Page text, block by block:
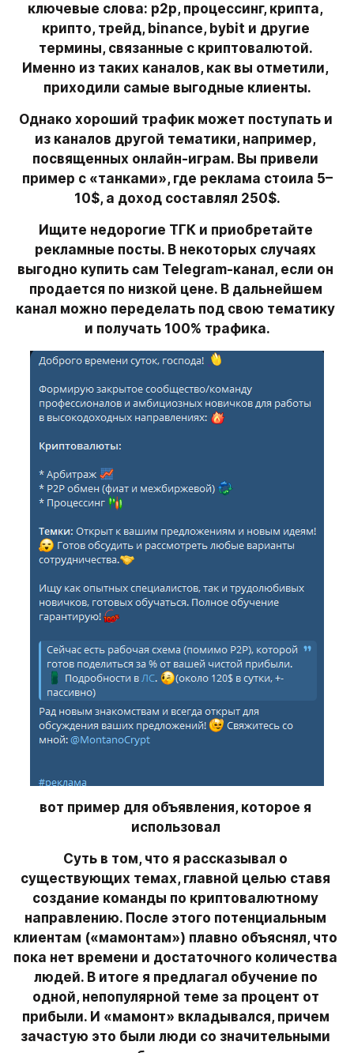
ключевые слова: p2p, процессинг, крипта,
крипто, трейд, binance, bybit и другие
термины, связанные с криптовалютой.
Именно из таких каналов, как вы отметили,
приходили самые выгодные клиенты.
Однако хороший трафик может поступать и
из каналов другой тематики, например,
посвященных онлайн-играм. Вы привели
пример с «танками», где реклама стоила 5–
10$, а доход составлял 250$.
Ищите недорогие ТГК и приобретайте
рекламные посты. В некоторых случаях
выгодно купить сам Telegram-канал, если он
продается по низкой цене. В дальнейшем
канал можно переделать под свою тематику
и получать 100% трафика.
вот пример для объявления, которое я
использовал
Суть в том, что я рассказывал о
существующих темах, главной целью ставя
создание команды по криптовалютному
направлению. После этого потенциальным
клиентам («мамонтам») плавно объяснял, что
пока нет времени и достаточного количества
людей. В итоге я предлагал обучение по
одной, непопулярной теме за процент от
прибыли. И «мамонт» вкладывался, причем
зачастую это были люди со значительными